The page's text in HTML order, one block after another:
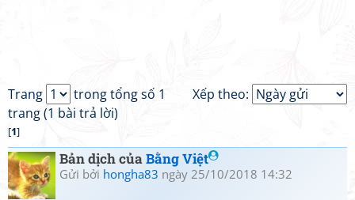
Xếp theo:
Trang
trong tổng số 1
trang (1 bài trả lời)
[1]
Bản dịch củaBằng Việt
Gửi bởi hongha83 ngày 25/10/2018 14:32